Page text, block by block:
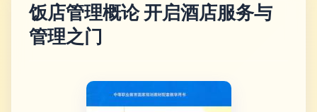
饭店管理概论 开启酒店服务与
管理之门